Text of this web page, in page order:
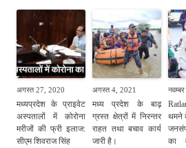
अगस्त 27, 2020
मध्यप्रदेश के प्राइवेट
अस्पतालों में कोरोना
मरीजों की फ्री इलाज:
सीएम शिवराज सिंह
अगस्त 4, 2021
मध्य प्रदेश के बाढ़
ग्रस्त क्षेत्रों में निरन्तर
राहत तथा बचाव कार्य
जारी है।
थमने
का